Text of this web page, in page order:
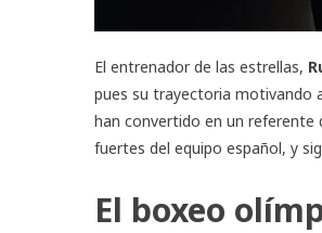
El entrenador de las estrellas,
pues su trayectoria motivando
han convertido en un referente
fuertes del equipo español, y
El boxeo